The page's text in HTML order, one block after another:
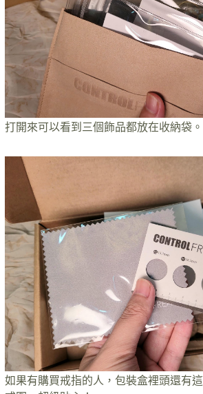
打開來可以看到三個飾品都放在收納袋。
如果有購買戒指的人，包裝盒裡頭還有